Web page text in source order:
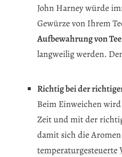
John Harney würde
Gewürze von Ihrem
Aufbewahrung von Tee
langweilig werden.
Richtig bei der
Beim Einweichen wird
Zeit und mit der
damit sich die
temperaturgesteuerte